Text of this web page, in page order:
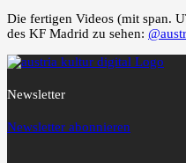
Die fertigen Videos (mit span.
des KF Madrid zu sehen:
Newsletter
Newsletter abonnieren